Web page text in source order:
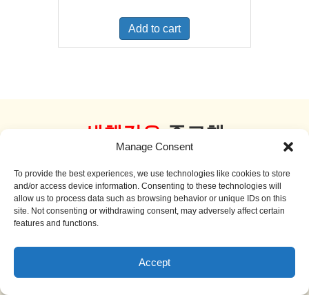
Manage Consent
To provide the best experiences, we use technologies like cookies to store
and/or access device information. Consenting to these technologies will
allow us to process data such as browsing behavior or unique IDs on this
site. Not consenting or withdrawing consent, may adversely affect certain
features and functions.
Accept
was:
$450.00.
is:
Add to cart
새책같은 중고책
더 보기
Sale!